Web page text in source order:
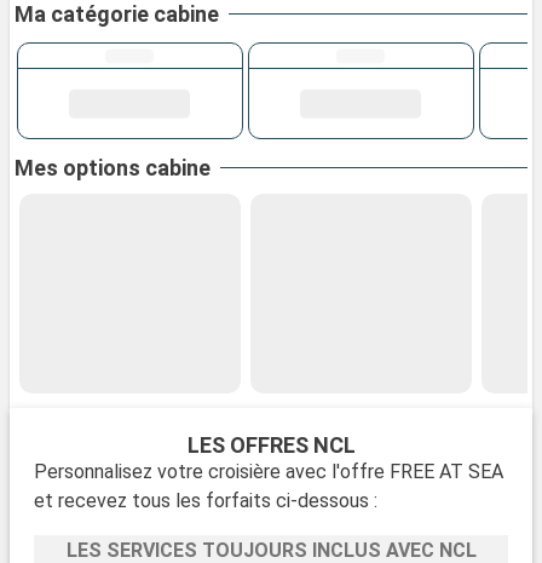
Ma catégorie cabine
Mes options cabine
LES OFFRES NCL
Personnalisez votre croisière avec l'offre FREE AT SEA
et recevez tous les forfaits ci-dessous :
LES SERVICES TOUJOURS INCLUS AVEC NCL